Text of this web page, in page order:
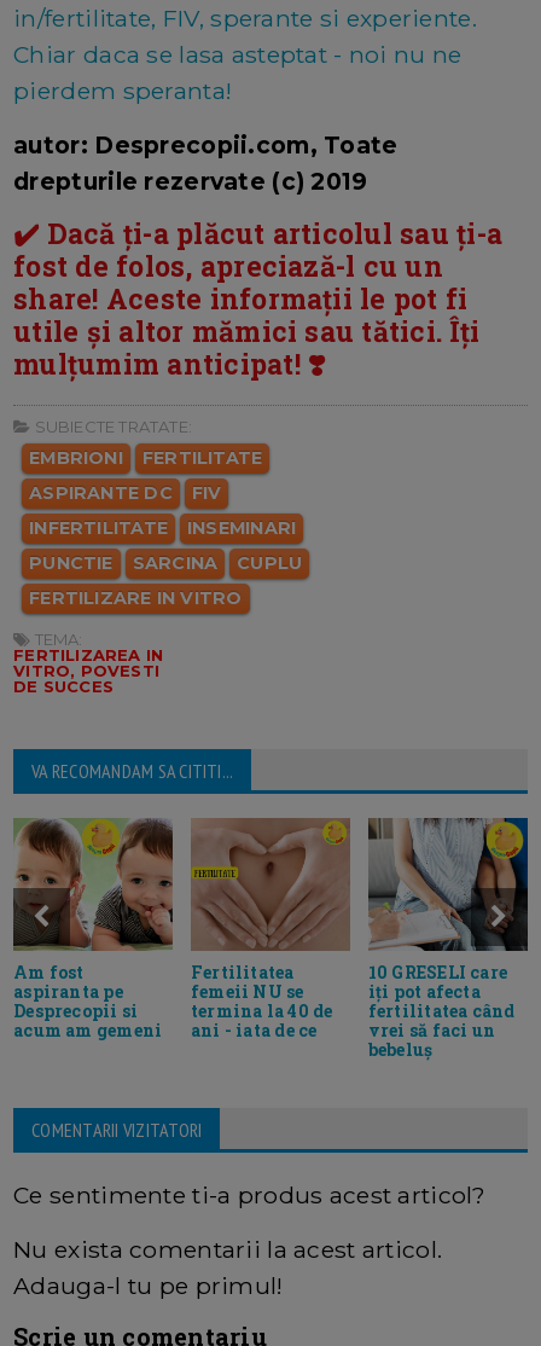
in/fertilitate, FIV, sperante si experiente.
Chiar daca se lasa asteptat - noi nu ne
pierdem speranta!
autor: Desprecopii.com, Toate
drepturile rezervate (c) 2019
✔️ Dacă ți-a plăcut articolul sau ți-a
fost de folos, apreciază-l cu un
share! Aceste informații le pot fi
utile și altor mămici sau tătici. Îți
mulțumim anticipat! ❣️
SUBIECTE TRATATE:
EMBRIONI
FERTILITATE
ASPIRANTE DC
FIV
INFERTILITATE
INSEMINARI
PUNCTIE
SARCINA
CUPLU
FERTILIZARE IN VITRO
TEMA:
FERTILIZAREA IN
VITRO, POVESTI
DE SUCCES
VA RECOMANDAM SA CITITI...
Am fost
aspiranta pe
Desprecopii si
acum am gemeni
Fertilitatea
femeii NU se
termina la 40 de
ani - iata de ce
10 GRESELI care
iți pot afecta
fertilitatea când
vrei să faci un
bebeluș
COMENTARII VIZITATORI
Ce sentimente ti-a produs acest articol?
Nu exista comentarii la acest articol.
Adauga-l tu pe primul!
Scrie un comentariu